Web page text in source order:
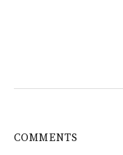
COMMENTS